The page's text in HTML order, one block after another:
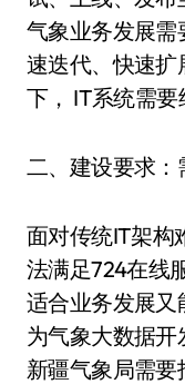
气象业务发展
速迭代、快速
下， IT系统需要
二、建设要求：
面对传统IT架构
法满足724在线
适合业务发展又
为气象大数据
新疆气象局需要